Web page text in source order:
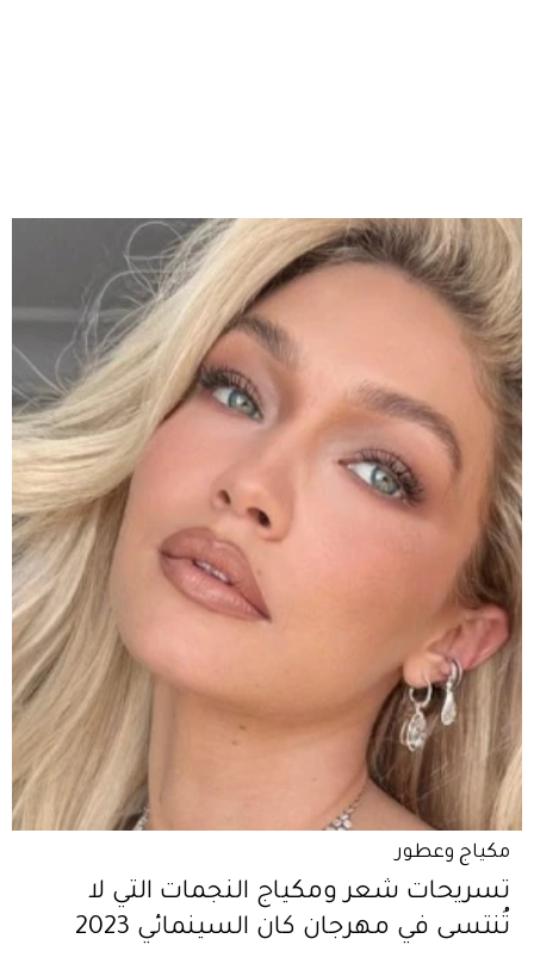
مكياج وعطور
تسريحات شعر ومكياج النجمات التي لا
تُنتسى في مهرجان كان السينمائي 2023